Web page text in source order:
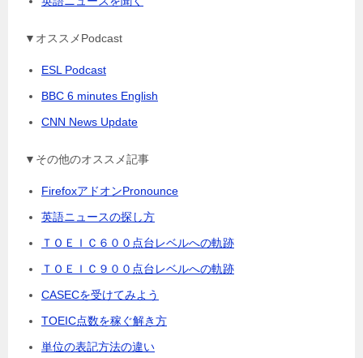
▼オススメPodcast
ESL Podcast
BBC 6 minutes English
CNN News Update
▼その他のオススメ記事
FirefoxアドオンPronounce
英語ニュースの探し方
ＴＯＥＩＣ６００点台レベルへの軌跡
ＴＯＥＩＣ９００点台レベルへの軌跡
CASECを受けてみよう
TOEIC点数を稼ぐ解き方
単位の表記方法の違い